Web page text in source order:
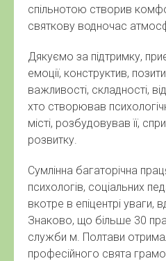
спільнотою створив
святкову водночас
Дякуємо за підтримку,
емоції, конструктив,
важливості, складності,
хто створював
місті, розбудовував її,
розвитку.
Сумлінна багаторічна
психологів, соціальних
вкотре в епіцентрі уваги,
Знаково, що більше 30
служби м. Полтави
професійного свята